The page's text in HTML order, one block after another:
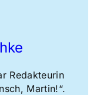
Redakteurin
Martin!“.